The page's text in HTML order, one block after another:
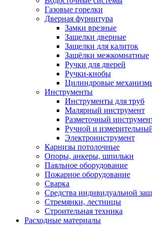
Газовые горелки
Дверная фурнитура
Замки врезные
Защелки дверные
Защелки для калиток
Защёлки межкомнатные
Ручки для дверей
Ручки-кнобы
Цилиндровые
Инструменты
Инструменты для труб
Малярный инструмент
Разметочный
Ручной и
Электроинструмент
Карнизы потолочные
Опоры, анкеры, шпильки
Паяльное оборудование
Пожарное оборудование
Сварка
Средства индивидуальной
Стремянки, лестницы
Строительная техника
Расходные материалы